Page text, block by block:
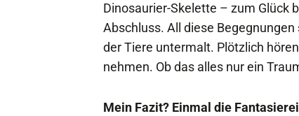
Dinosaurier-Skelette – zum Glück
Abschluss. All diese
der Tiere untermalt. Plötzlich
nehmen. Ob das alles nur ein
Mein Fazit? Einmal die